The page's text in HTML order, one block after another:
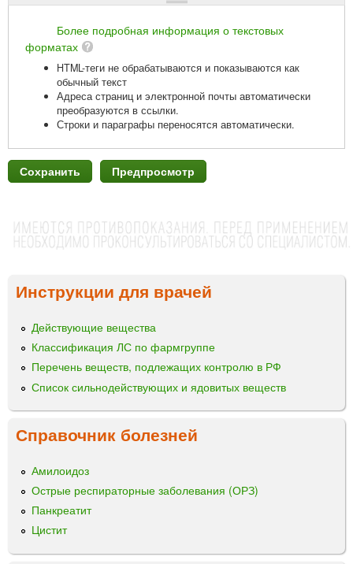
Более подробная информация о текстовых
форматах
HTML-теги не обрабатываются и показываются как
обычный текст
Адреса страниц и электронной почты автоматически
преобразуются в ссылки.
Строки и параграфы переносятся автоматически.
Инструкции для врачей
Действующие вещества
Классификация ЛС по фармгруппе
Перечень веществ, подлежащих контролю в РФ
Список сильнодействующих и ядовитых веществ
Справочник болезней
Амилоидоз
Острые респираторные заболевания (ОРЗ)
Панкреатит
Цистит